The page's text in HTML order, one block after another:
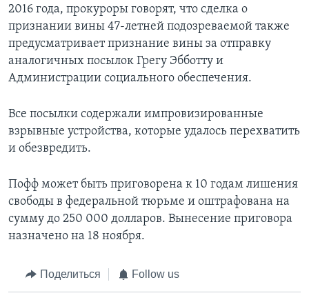
2016 года, прокуроры говорят, что сделка о
признании вины 47-летней подозреваемой также
предусматривает признание вины за отправку
аналогичных посылок Грегу Эбботту и
Администрации социального обеспечения.
Все посылки содержали импровизированные
взрывные устройства, которые удалось перехватить
и обезвредить.
Пофф может быть приговорена к 10 годам лишения
свободы в федеральной тюрьме и оштрафована на
сумму до 250 000 долларов. Вынесение приговора
назначено на 18 ноября.
Поделиться Follow us